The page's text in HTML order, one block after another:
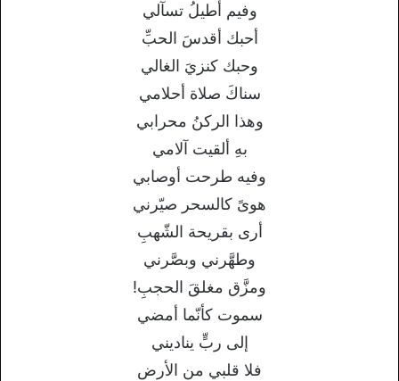
وفيم أطيلُ تسآلي
أحبك أقدسَ الحبِّ
وحبك كنزيَ الغالي
سناكَ صلاة أحلامي
وهذا الركنُ محرابي
بهِ ألقيت آلامي
وفيه طرحت أوصابي
هوىً كالسحر صيّرني
أرى بقريحة الشّهبِ
وطهَّرني وبصَّرني
ومزَّق مغلقَ الحجبِ!
سموت كأنّما أمضي
إلى ربٍّ يناديني
فلا قلبي من الأرض